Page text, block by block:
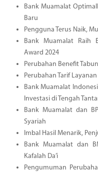
Bank Muamalat
Baru
Pengguna Terus Naik,
Bank Muamalat Raih
Award 2024
Perubahan Benefit
Perubahan Tarif
Bank Muamalat
Investasi di Tengah
Bank Muamalat dan
Syariah
Imbal Hasil Menarik,
Bank Muamalat dan
Kafalah Da’i
Pengumuman